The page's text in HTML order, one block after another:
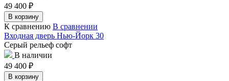
49 400 ₽
В корзину
К сравнению В сравнении
Входная дверь Нью-Йорк 30
Серый рельеф софт
В наличии
49 400 ₽
В корзину